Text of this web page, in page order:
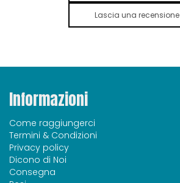
Lascia una recensione
Informazioni
Come raggiungerci
Termini & Condizioni
Privacy policy
Dicono di Noi
Consegna